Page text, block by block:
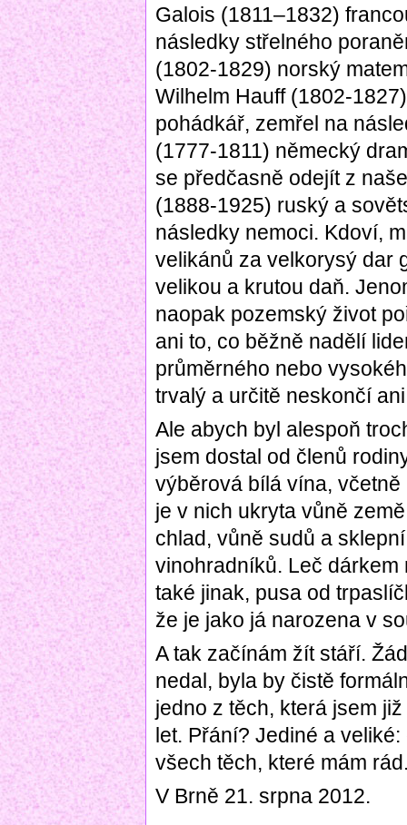
Galois (1811–1832)
následky střelného
(1802-1829) norský
Wilhelm Hauff (1802-
pohádkář, zemřel na
(1777-1811) německý
se předčasně odejít z
(1888-1925) ruský a
následky nemoci. Kdoví,
velikánů za velkorysý dar
velikou a krutou daň.
naopak pozemský život
ani to, co běžně nadělí
průměrného nebo
trvalý a určitě neskončí
Ale abych byl alespoň
jsem dostal od členů
výběrová bílá vína,
je v nich ukryta vůně
chlad, vůně sudů a
vinohradníků. Leč
také jinak, pusa od
že je jako já narozena v
A tak začínám žít stáří.
nedal, byla by čistě
jedno z těch, která jsem
let. Přání? Jediné a
všech těch, které mám
V Brně 21. srpna 2012.